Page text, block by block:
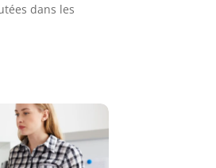
dans les